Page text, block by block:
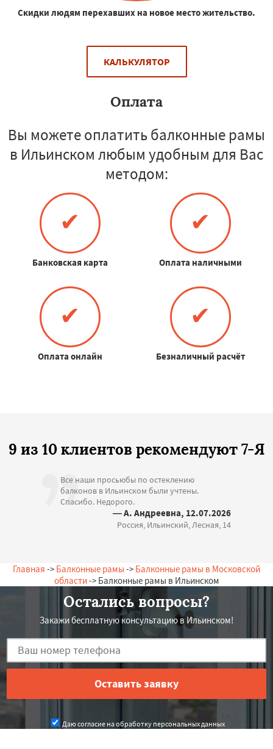
Скидки людям перехавших на новое место жительство.
КАЛЬКУЛЯТОР
Оплата
Вы можете оплатить балконные рамы
в Ильинском любым удобным для Вас
методом:
✔
Банковская карта
✔
Оплата наличными
✔
Оплата онлайн
✔
Безналичный расчёт
9 из 10 клиентов рекомендуют 7-Я
Все наши просьюбы по остеклению
балконов в Ильинском были учтены.
Спасибо. Недорого.
— А. Андреевна, 12.07.2026
Россия, Ильинский, Лесная, 14
Главная -> Балконные рамы -> Балконные рамы в Московской
области-> Балконные рамы в Ильинском
Остались вопросы?
Закажи бесплатную консультацию в Ильинском!
Даю согласие на обработку персональных данных